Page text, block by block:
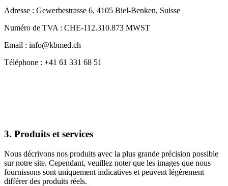
Adresse : Gewerbestrasse 6, 4105 Biel-Benken, Suisse
Numéro de TVA : CHE-112.310.873 MWST
Email : info@kbmed.ch
Téléphone : +41 61 331 68 51
3. Produits et services
Nous décrivons nos produits avec la plus grande précision possible
sur notre site. Cependant, veuillez noter que les images que nous
fournissons sont uniquement indicatives et peuvent légèrement
différer des produits réels.